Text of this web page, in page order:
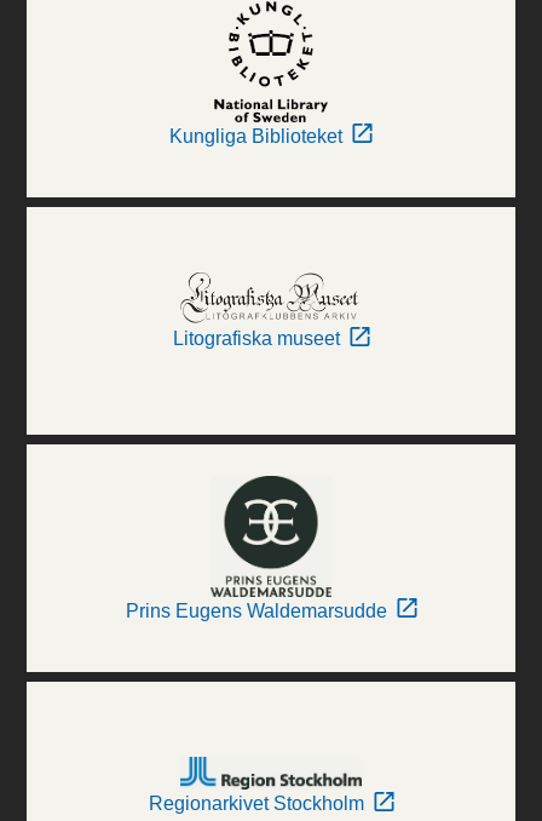
Kungliga Biblioteket
Litografiska museet
Prins Eugens Waldemarsudde
Regionarkivet Stockholm